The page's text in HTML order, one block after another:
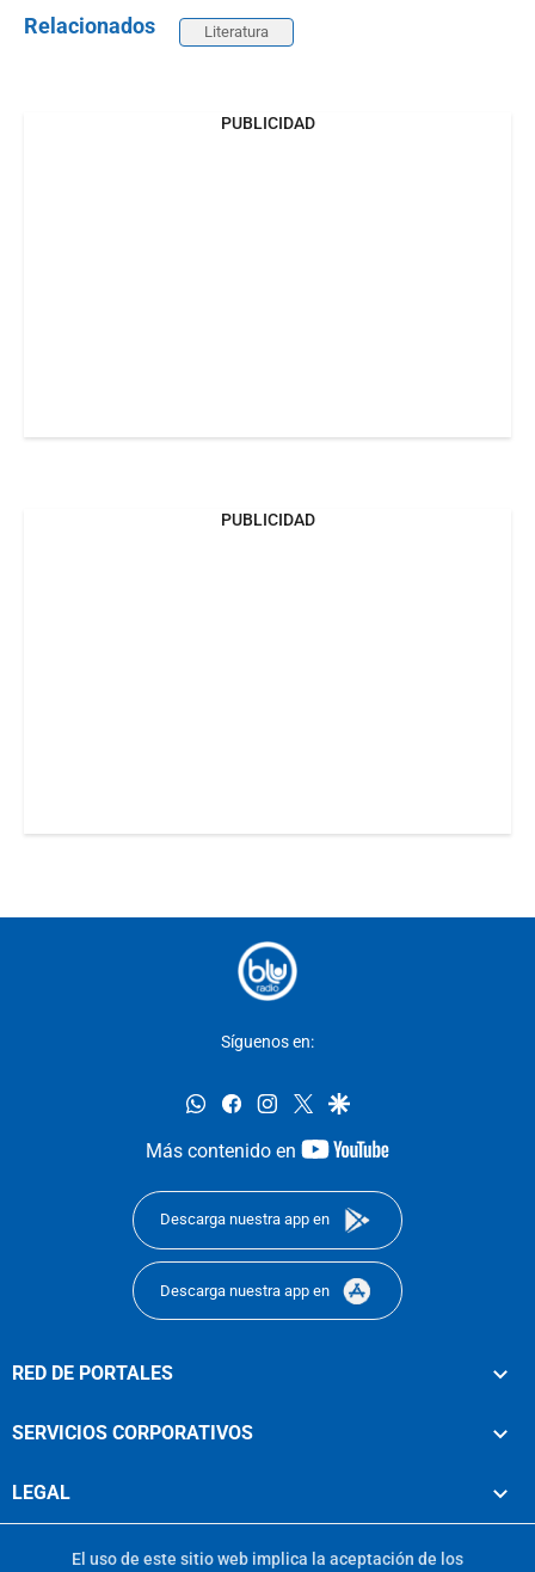
Relacionados Literatura
PUBLICIDAD
PUBLICIDAD
Síguenos en:
whatsappfacebookinstagram
twittergoogle
Más contenido en
youtube-
Descarga nuestra app en
Descarga nuestra app en
RED DE PORTALES
SERVICIOS CORPORATIVOS
LEGAL
El uso de este sitio web implica la aceptación de los